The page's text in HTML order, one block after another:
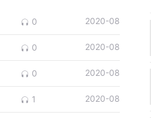
0 2020-08
0 2020-08
0 2020-08
1 2020-08